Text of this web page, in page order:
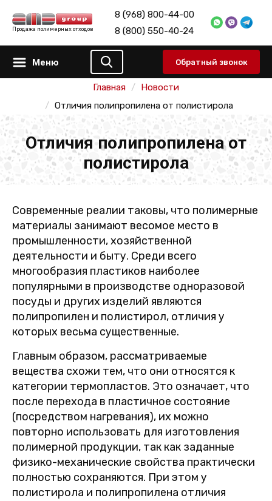
Продажа полимерных отходов
8 (968) 800-44-00
8 (800) 550-40-24
Меню Обратный звонок
Главная
Новости
Отличия полипропилена от полистирола
Отличия полипропилена от
полистирола
Современные реалии таковы, что полимерные
материалы занимают весомое место в
промышленности, хозяйственной
деятельности и быту. Среди всего
многообразия пластиков наиболее
популярными в производстве одноразовой
посуды и других изделий являются
полипропилен и полистирол, отличия у
которых весьма существенные.
Главным образом, рассматриваемые
вещества схожи тем, что они относятся к
категории термопластов. Это означает, что
после перехода в пластичное состояние
(посредством нагревания), их можно
повторно использовать для изготовления
полимерной продукции, так как заданные
физико-механические свойства практически
полностью сохраняются. При этом у
полистирола и полипропилена отличия